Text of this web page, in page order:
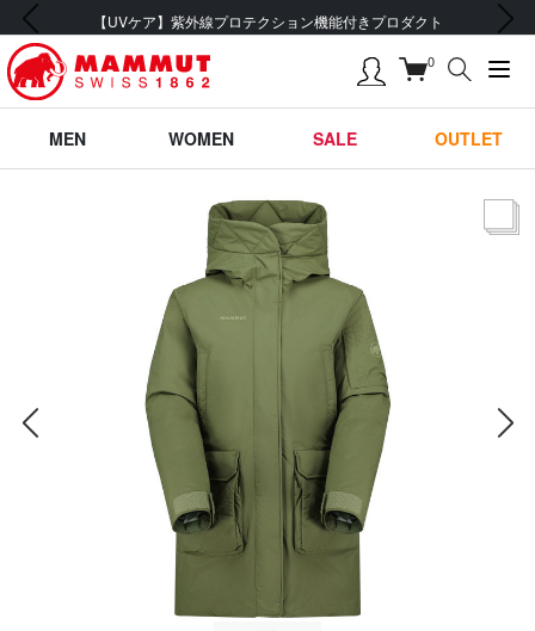
会員登録で【5,500円 (税込) 以上 送料無料】
前の画像 次の画像
0
MEN WOMEN SALE OUTLET